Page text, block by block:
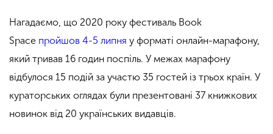
Нагадаємо, що 2020 року фестиваль Book
Space пройшов 4-5 липня у форматі онлайн-марафону,
який тривав 16 годин поспіль. У межах марафону
відбулося 15 подій за участю 35 гостей із трьох країн. У
кураторських оглядах були презентовані 37 книжкових
новинок від 20 українських видавців.